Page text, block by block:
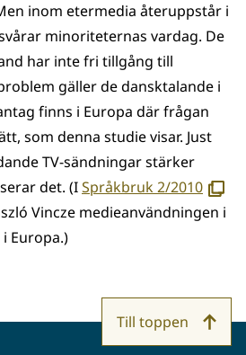
inom etermedia återuppstår i
minoriteternas vardag. De
har inte fri tillgång till
gäller de dansktalande i
finns i Europa där frågan
som denna studie visar. Just
TV-sändningar stärker
det. (ISpråkbruk 2/2010
Vincze medieanvändningen i
Europa.)
Till toppen